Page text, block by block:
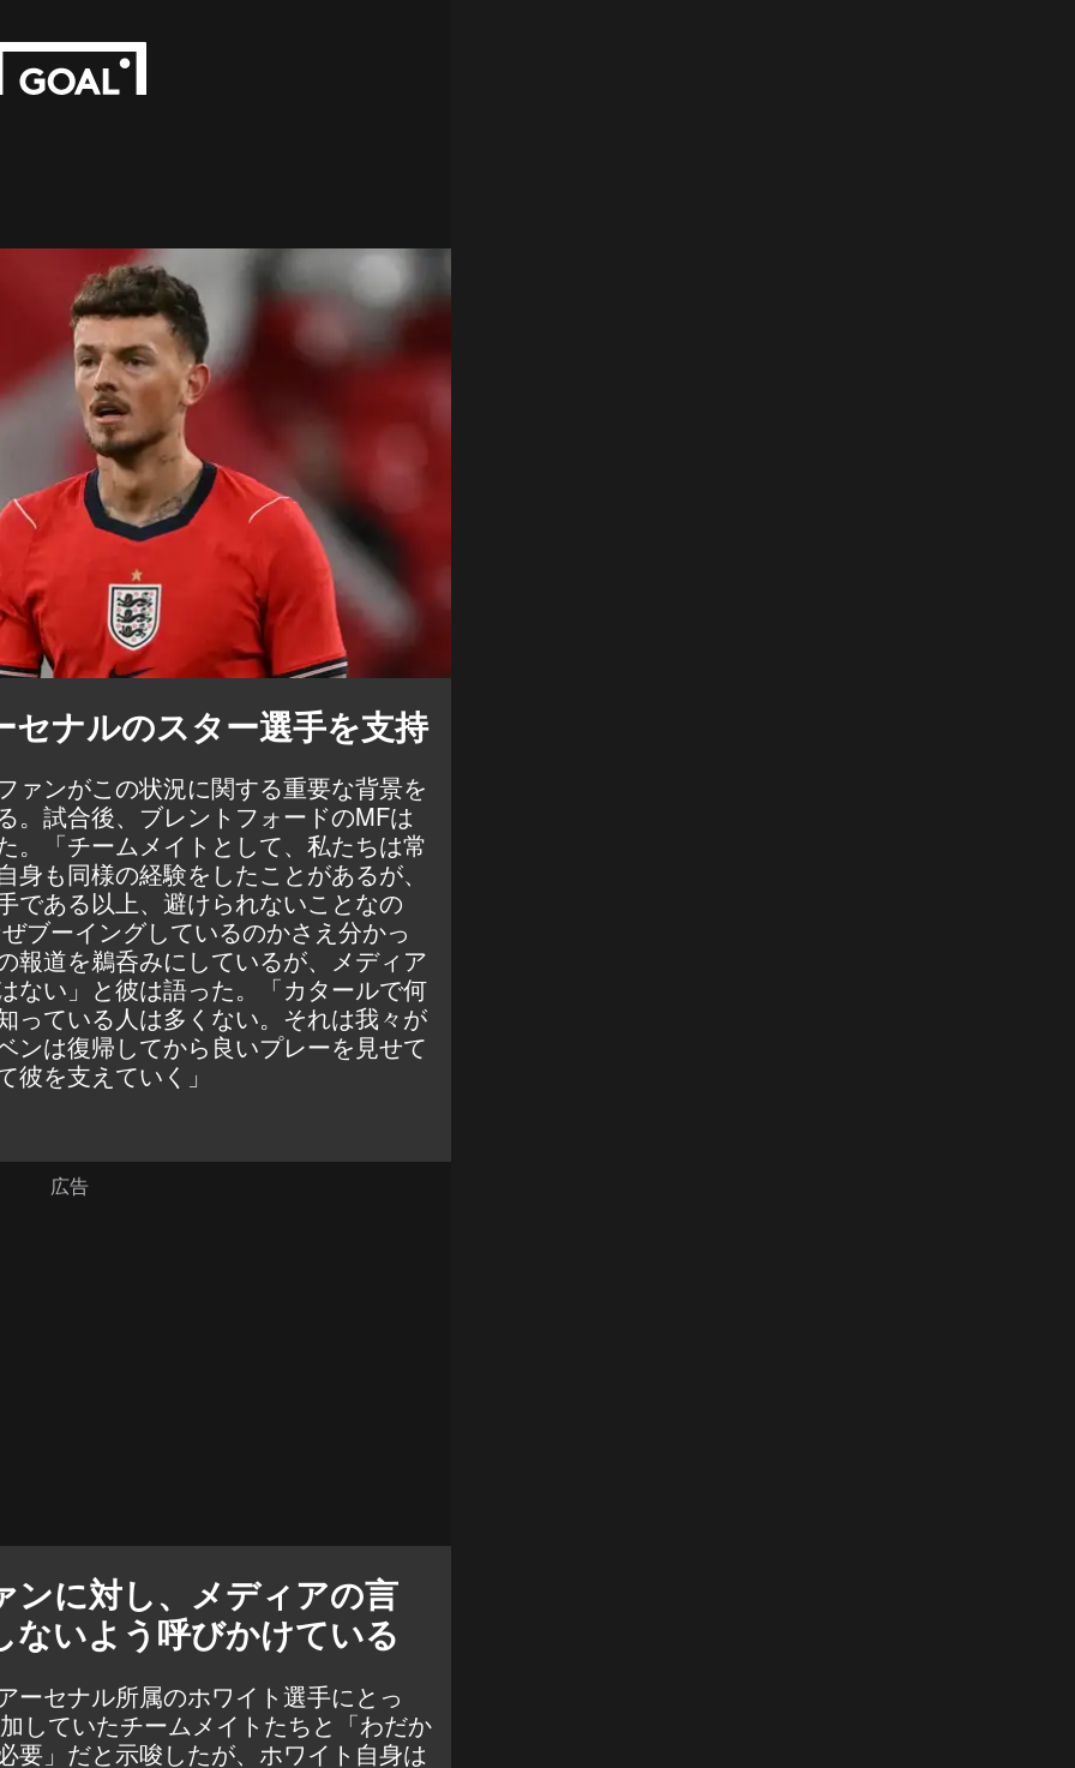
ナルのスター選手を支持
ァンがこの状況に関する重要な背景を
。試合後、ブレントフォードのMFは
。「チームメイトとして、私たちは常
も同様の経験をしたことがあるが、
である以上、避けられないことなの
ブーイングしているのかさえ分かっ
報道を鵜呑みにしているが、メディア
ない」と彼は語った。「カタールで何
っている人は多くない。それは我々が
ンは復帰してから良いプレーを見せて
を支えていく」
ンに対し、メディアの言
ないよう呼びかけている
ーセナル所属のホワイト選手にとっ
していたチームメイトたちと「わだか
要」だと示唆したが、ホワイト自身は